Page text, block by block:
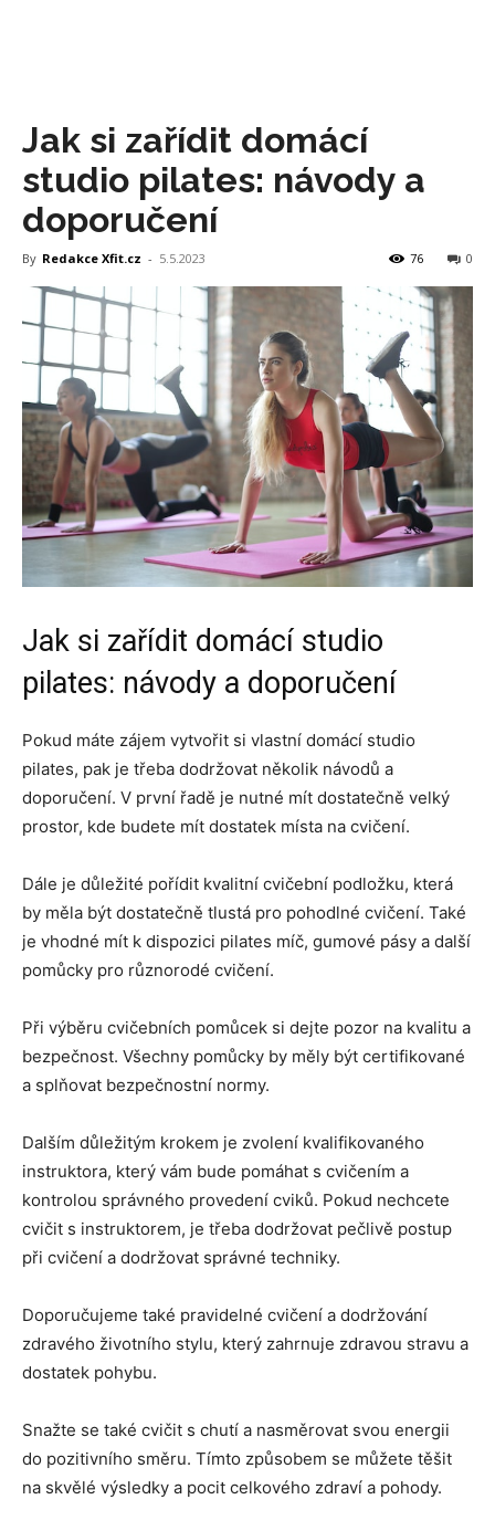
Jak si zařídit domácí
studio pilates: návody a
doporučení
By Redakce Xfit.cz - 5.5.2023 0
76
Jak si zařídit domácí studio
pilates: návody a doporučení
Pokud máte zájem vytvořit si vlastní domácí studio
pilates, pak je třeba dodržovat několik návodů a
doporučení. V první řadě je nutné mít dostatečně velký
prostor, kde budete mít dostatek místa na cvičení.
Dále je důležité pořídit kvalitní cvičební podložku, která
by měla být dostatečně tlustá pro pohodlné cvičení. Také
je vhodné mít k dispozici pilates míč, gumové pásy a další
pomůcky pro různorodé cvičení.
Při výběru cvičebních pomůcek si dejte pozor na kvalitu a
bezpečnost. Všechny pomůcky by měly být certifikované
a splňovat bezpečnostní normy.
Dalším důležitým krokem je zvolení kvalifikovaného
instruktora, který vám bude pomáhat s cvičením a
kontrolou správného provedení cviků. Pokud nechcete
cvičit s instruktorem, je třeba dodržovat pečlivě postup
při cvičení a dodržovat správné techniky.
Doporučujeme také pravidelné cvičení a dodržování
zdravého životního stylu, který zahrnuje zdravou stravu a
dostatek pohybu.
Snažte se také cvičit s chutí a nasměrovat svou energii
do pozitivního směru. Tímto způsobem se můžete těšit
na skvělé výsledky a pocit celkového zdraví a pohody.